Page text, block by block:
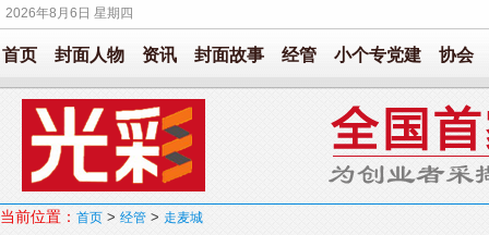
2026年8月6日 星期四
首页 封面人物 资讯 封面故事 经管 小个专党建 协会
当前位置： 首页 > 经管 > 走麦城